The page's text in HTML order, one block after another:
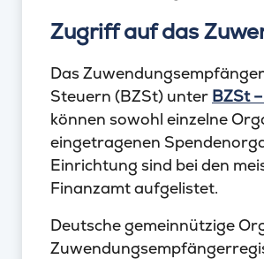
Zugriff auf das
Das
Steuern (BZSt) unter BZSt
können sowohl einzelne
eingetragenen
Einrichtung sind bei den
Finanzamt aufgelistet.
Deutsche gemeinnützige